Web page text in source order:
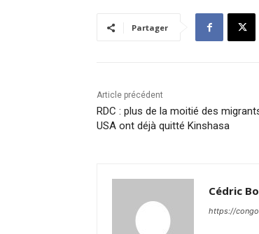
Partager
Article précédent
RDC : plus de la moitié des
USA ont déjà quitté Kinshasa
Cédric
https://